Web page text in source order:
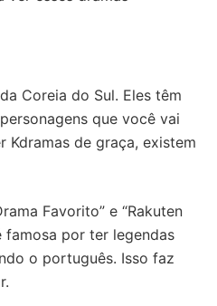
Coreia do Sul. Eles têm
que você vai
Kdramas de graça, existem
Favorito” e “Rakuten
famosa por ter legendas
o português. Isso faz